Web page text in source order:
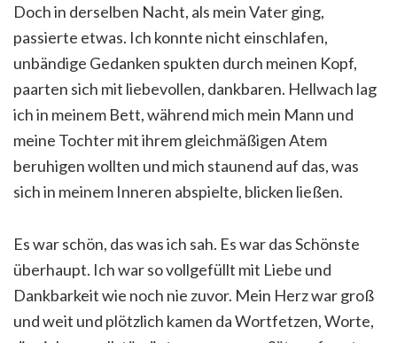
Doch in derselben Nacht, als mein Vater ging,
passierte etwas. Ich konnte nicht einschlafen,
unbändige Gedanken spukten durch meinen Kopf,
paarten sich mit liebevollen, dankbaren. Hellwach lag
ich in meinem Bett, während mich mein Mann und
meine Tochter mit ihrem gleichmäßigen Atem
beruhigen wollten und mich staunend auf das, was
sich in meinem Inneren abspielte, blicken ließen.
Es war schön, das was ich sah. Es war das Schönste
überhaupt. Ich war so vollgefüllt mit Liebe und
Dankbarkeit wie noch nie zuvor. Mein Herz war groß
und weit und plötzlich kamen da Wortfetzen, Worte,